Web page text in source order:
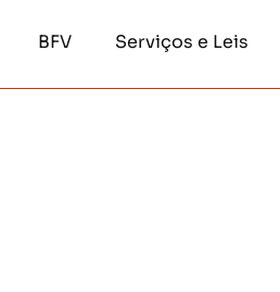
BFV Serviços e Leis